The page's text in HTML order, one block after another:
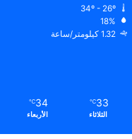
18%
1.32 كيلومتر/ساعة
33
℃
الثلاثاء
34
℃
الأربعاء